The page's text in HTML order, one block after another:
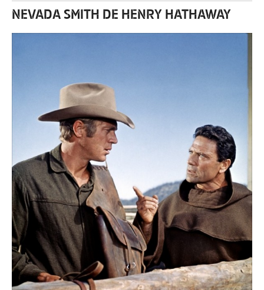
NEVADA SMITH DE HENRY HATHAWAY